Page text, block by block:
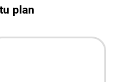
plan